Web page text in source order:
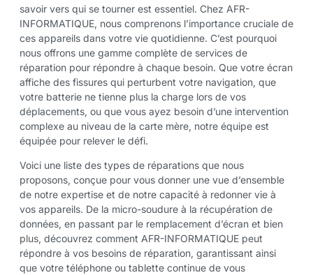
savoir vers qui se tourner est essentiel. Chez AFR-
INFORMATIQUE, nous comprenons l’importance cruciale de
ces appareils dans votre vie quotidienne. C’est pourquoi
nous offrons une gamme complète de services de
réparation pour répondre à chaque besoin. Que votre écran
affiche des fissures qui perturbent votre navigation, que
votre batterie ne tienne plus la charge lors de vos
déplacements, ou que vous ayez besoin d’une intervention
complexe au niveau de la carte mère, notre équipe est
équipée pour relever le défi.
Voici une liste des types de réparations que nous
proposons, conçue pour vous donner une vue d’ensemble
de notre expertise et de notre capacité à redonner vie à
vos appareils. De la micro-soudure à la récupération de
données, en passant par le remplacement d’écran et bien
plus, découvrez comment AFR-INFORMATIQUE peut
répondre à vos besoins de réparation, garantissant ainsi
que votre téléphone ou tablette continue de vous